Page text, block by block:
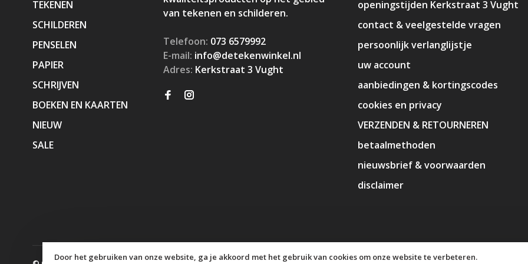
TEKENEN
SCHILDEREN
PENSELEN
PAPIER
SCHRIJVEN
BOEKEN EN KAARTEN
NIEUW
SALE
van tekenen en schilderen.
Telefoon: 073 6579992
E-mail: info@detekenwinkel.nl
Adres: Kerkstraat 3 Vught
openingstijden Kerkstraat 3 Vught
contact & veelgestelde vragen
persoonlijk verlanglijstje
uw account
aanbiedingen & kortingscodes
cookies en privacy
VERZENDEN & RETOURNEREN
betaalmethoden
nieuwsbrief & voorwaarden
disclaimer
Door het gebruiken van onze website, ga je akkoord met het gebruik van cookies om onze website te verbeteren.